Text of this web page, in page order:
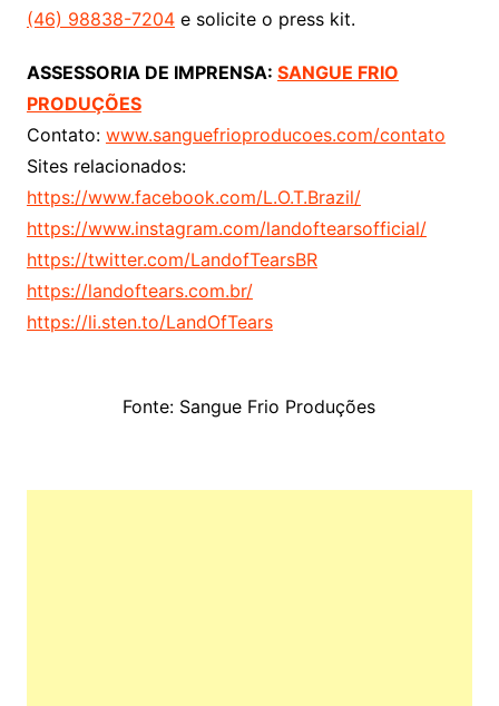
(46) 98838-7204e solicite o press kit.
ASSESSORIA DE IMPRENSA: SANGUE FRIO
PRODUÇÕES
Contato: www.sanguefrioproducoes.com/contato
Sites relacionados:
https://www.facebook.com/L.O.T.Brazil/
https://www.instagram.com/landoftearsofficial/
https://twitter.com/LandofTearsBR
https://landoftears.com.br/
https://li.sten.to/LandOfTears
Fonte: Sangue Frio Produções